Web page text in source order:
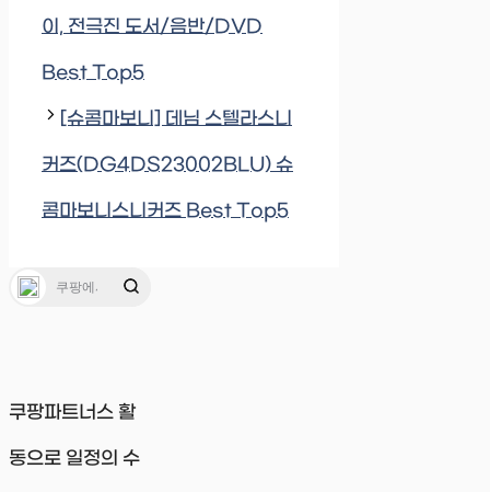
이, 전극진 도서/음반/DVD
Best Top5
[슈콤마보니] 데님 스텔라스니
커즈(DG4DS23002BLU) 슈
콤마보니스니커즈 Best Top5
쿠팡파트너스 활
동으로 일정의 수